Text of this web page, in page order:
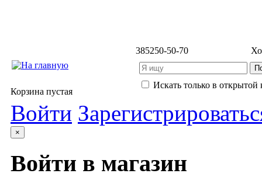
385250-50-70
Искать только в открытой
Корзина пустая
Войти
×
Войти в магазин